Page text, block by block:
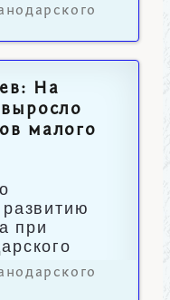
На
малого
при